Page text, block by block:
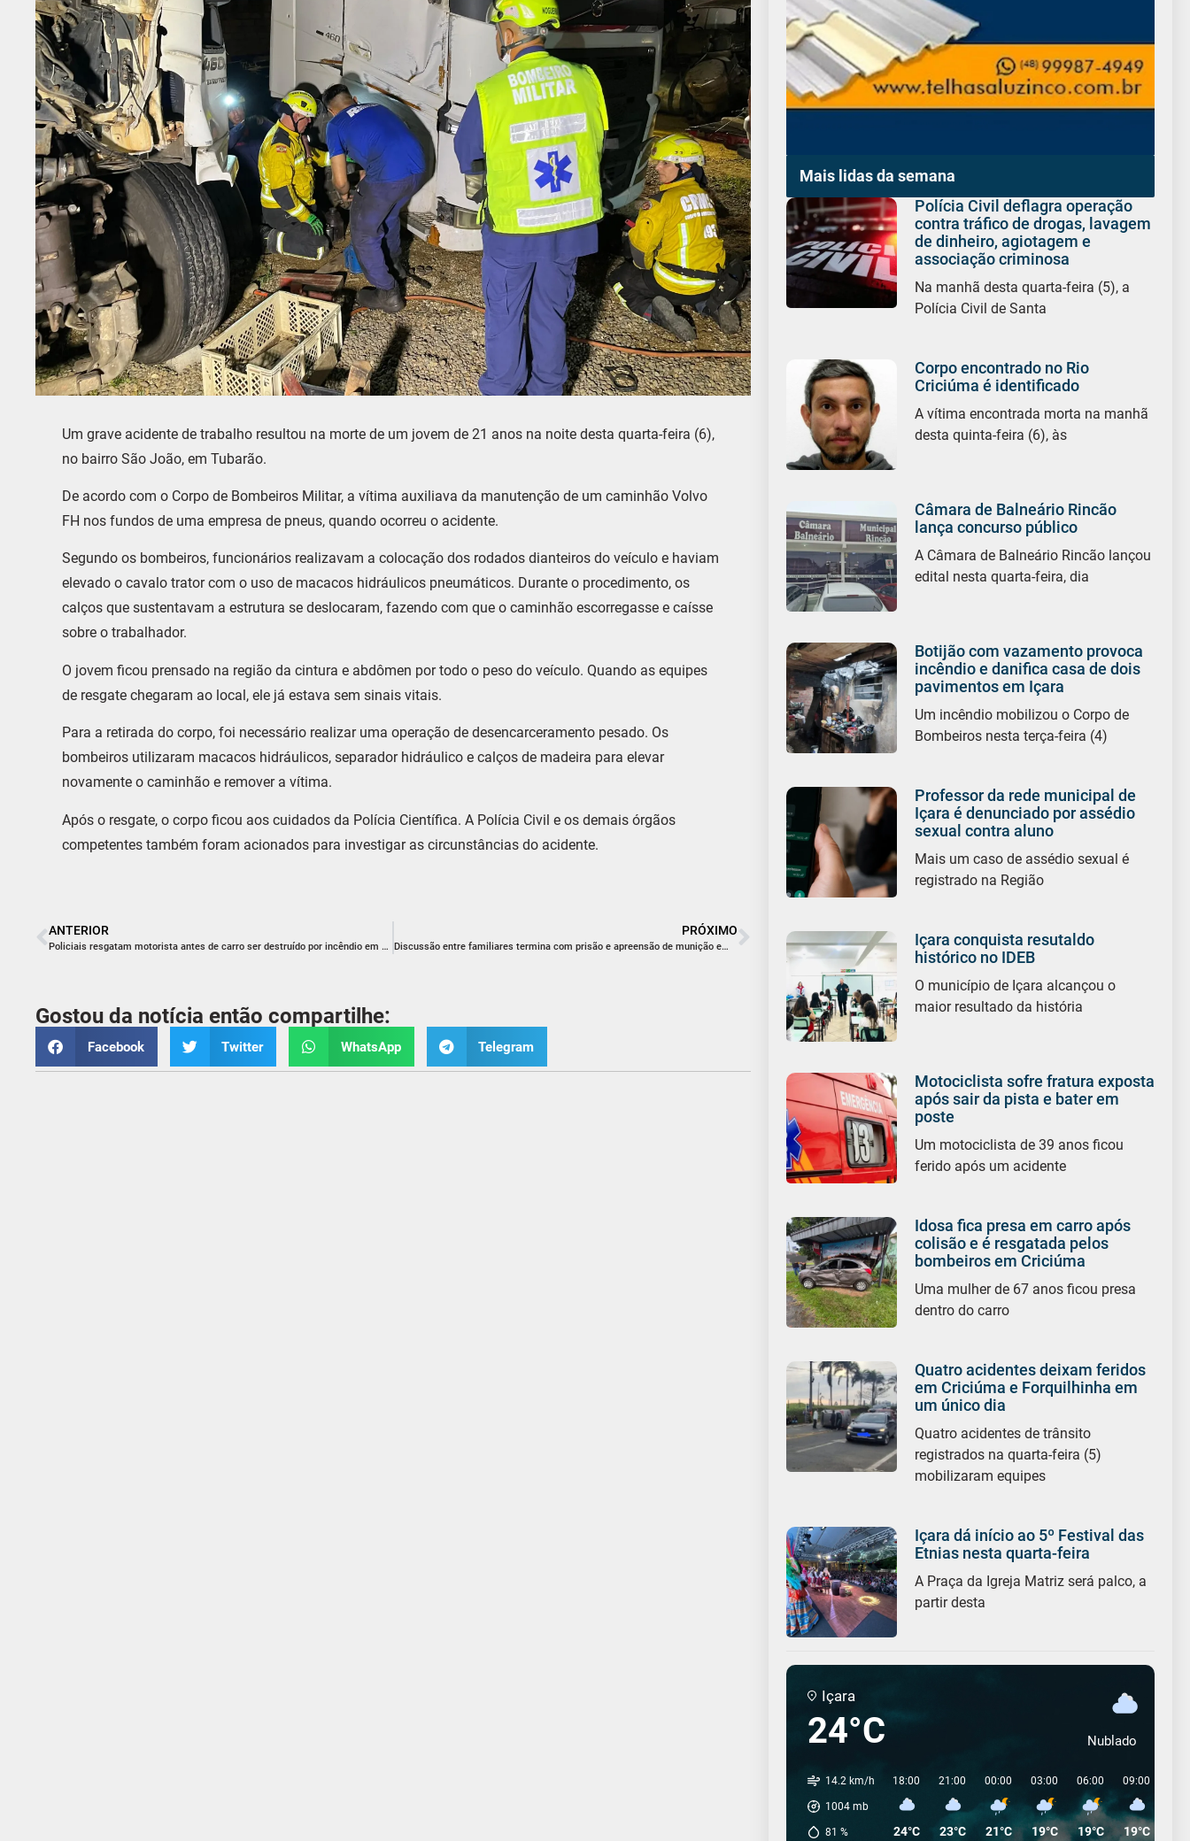
Um grave acidente de trabalho resultou na morte de um jovem de 21 anos na noite desta quarta-feira (6),
no bairro São João, em Tubarão.
De acordo com o Corpo de Bombeiros Militar, a vítima auxiliava da manutenção de um caminhão Volvo
FH nos fundos de uma empresa de pneus, quando ocorreu o acidente.
Segundo os bombeiros, funcionários realizavam a colocação dos rodados dianteiros do veículo e haviam
elevado o cavalo trator com o uso de macacos hidráulicos pneumáticos. Durante o procedimento, os
calços que sustentavam a estrutura se deslocaram, fazendo com que o caminhão escorregasse e caísse
sobre o trabalhador.
O jovem ficou prensado na região da cintura e abdômen por todo o peso do veículo. Quando as equipes
de resgate chegaram ao local, ele já estava sem sinais vitais.
Para a retirada do corpo, foi necessário realizar uma operação de desencarceramento pesado. Os
bombeiros utilizaram macacos hidráulicos, separador hidráulico e calços de madeira para elevar
novamente o caminhão e remover a vítima.
Após o resgate, o corpo ficou aos cuidados da Polícia Científica. A Polícia Civil e os demais órgãos
competentes também foram acionados para investigar as circunstâncias do acidente.
ANTERIOR
Policiais resgatam motorista antes de carro ser destruído por incêndio em Cocal do Sul
PRÓXIMO
Discussão entre familiares termina com prisão e apreensão de munição em Nova Veneza
Gostou da notícia então compartilhe:
Facebook Twitter WhatsApp Telegram
Mais lidas da semana
Polícia Civil deflagra operação
contra tráfico de drogas, lavagem
de dinheiro, agiotagem e
associação criminosa
Na manhã desta quarta-feira (5), a
Polícia Civil de Santa
Corpo encontrado no Rio
Criciúma é identificado
A vítima encontrada morta na manhã
desta quinta-feira (6), às
Câmara de Balneário Rincão
lança concurso público
A Câmara de Balneário Rincão lançou
edital nesta quarta-feira, dia
Botijão com vazamento provoca
incêndio e danifica casa de dois
pavimentos em Içara
Um incêndio mobilizou o Corpo de
Bombeiros nesta terça-feira (4)
Professor da rede municipal de
Içara é denunciado por assédio
sexual contra aluno
Mais um caso de assédio sexual é
registrado na Região
Içara conquista resutaldo
histórico no IDEB
O município de Içara alcançou o
maior resultado da história
Motociclista sofre fratura exposta
após sair da pista e bater em
poste
Um motociclista de 39 anos ficou
ferido após um acidente
Idosa fica presa em carro após
colisão e é resgatada pelos
bombeiros em Criciúma
Uma mulher de 67 anos ficou presa
dentro do carro
Quatro acidentes deixam feridos
em Criciúma e Forquilhinha em
um único dia
Quatro acidentes de trânsito
registrados na quarta-feira (5)
mobilizaram equipes
Içara dá início ao 5º Festival das
Etnias nesta quarta-feira
A Praça da Igreja Matriz será palco, a
partir desta
Içara
24°C Nublado
14.2 km/h
1004mb
81 %
18:00
24°C
21:00
23°C
00:00
21°C
03:00
19°C
06:00
19°C
09:00
19°C